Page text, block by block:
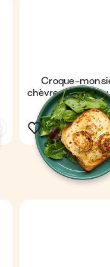
Croque-
chèvre-miel &
air-fryer
Voir la